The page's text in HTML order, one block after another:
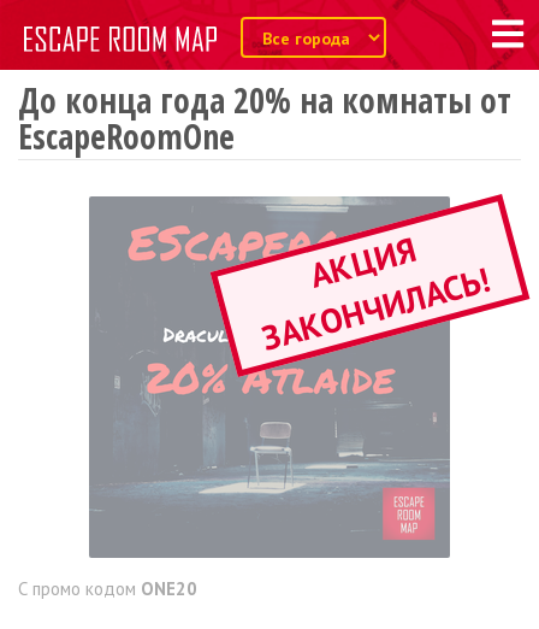
До конца года 20% на комнаты от
EscapeRoomOne
А
К
Ц
И
Я
З
А
К
О
Н
Ч
И
Л
А
С
Ь
!
С промо кодом ONE20